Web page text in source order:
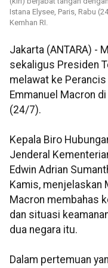
Istana Elysee, Paris, Rabu
Kemhan RI.
Jakarta (ANTARA) -
sekaligus Presiden
melawat ke
Emmanuel Macron
(24/7).
Kepala Biro
Jenderal
Edwin Adrian
Kamis, menjelaskan
Macron membahas
dan situasi
dua negara itu.
Dalam pertemuan